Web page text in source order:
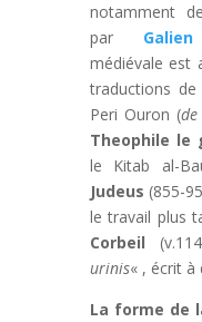
notamment
par Galien
médiévale est
traductions
Peri Ouron (
Theophile le
le Kitab al-
Judeus (855-
le travail plus
Corbeil
urinis« , écrit à
La forme de